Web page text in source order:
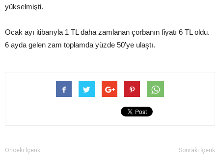
yükselmişti.
Ocak ayı itibarıyla 1 TL daha zamlanan çorbanın fiyatı 6 TL oldu.
6 ayda gelen zam toplamda yüzde 50’ye ulaştı.
Önceki İçerik Sonraki İçerik